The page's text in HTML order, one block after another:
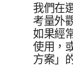
我們​在​
考量​外​
如果​經
使用，​
方案」​